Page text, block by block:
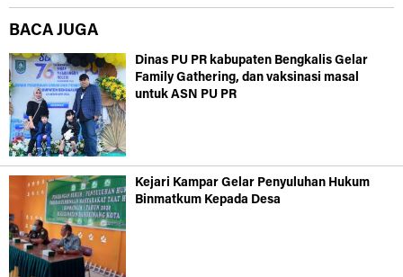
BACA JUGA
Dinas PU PR kabupaten Bengkalis Gelar
Family Gathering, dan vaksinasi masal
untuk ASN PU PR
Kejari Kampar Gelar Penyuluhan Hukum
Binmatkum Kepada Desa